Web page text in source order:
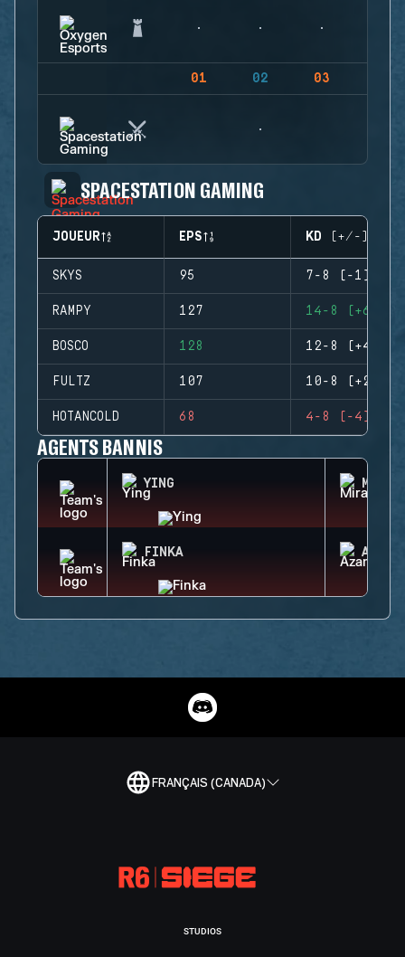
01 02 03
SPACESTATION GAMING
JOUEUR EPS KD (+/-)
SKYS 95 7-8 (-1)
RAMPY 127 14-8 (+6)
BOSCO 128 12-8 (+4)
FULTZ 107 10-8 (+2)
HOTANCOLD 68 4-8 (-4)
AGENTS BANNIS
YING MIRA
FINKA AZAMI
FRANÇAIS (CANADA)
STUDIOS